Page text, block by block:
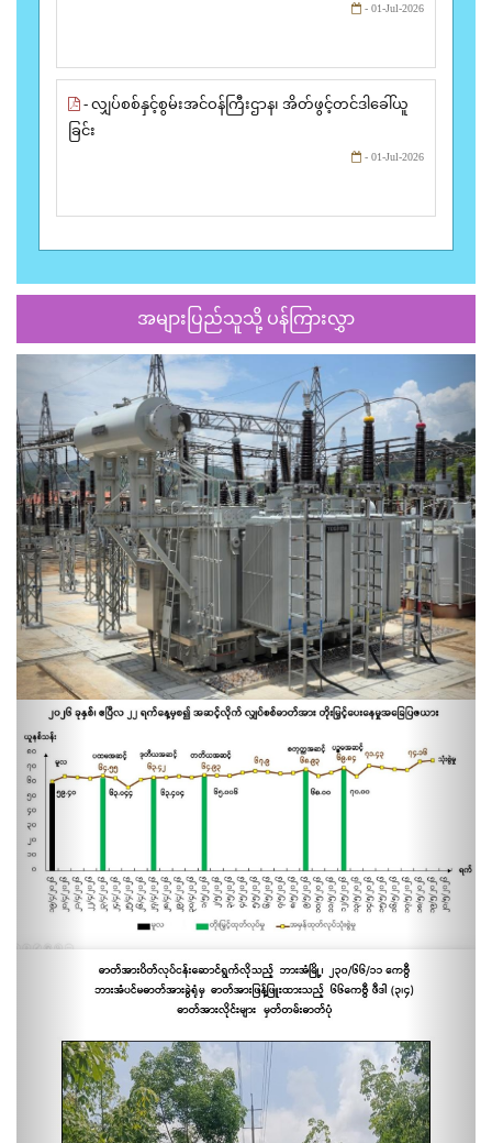
- 01-Jul-2026
- လျှပ်စစ်နှင့်စွမ်းအင်ဝန်ကြီးဌာန၊ အိတ်ဖွင့်တင်ဒါခေါ်ယူ
ခြင်း
- 01-Jul-2026
အများပြည်သူသို့ ပန်ကြားလွှာ
Previous